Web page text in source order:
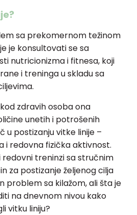
sa prekomernom težinom
je konsultovati se sa
nutricionizma i fitnesa, koji
i treninga u skladu sa
zdravih osoba ona
unetih i potrošenih
u postizanju vitke linije –
i redovna fizička aktivnost.
treninzi sa stručnim
za postizanje željenog cilja
problem sa kilažom, ali šta je
na dnevnom nivou kako
vitku liniju?